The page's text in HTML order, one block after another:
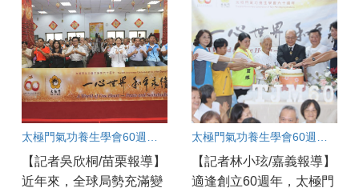
【記者吳欣桐/苗栗報導】
近年來，全球局勢充滿變
【記者林小玹/嘉義報導】
適逢創立60週年，太極門